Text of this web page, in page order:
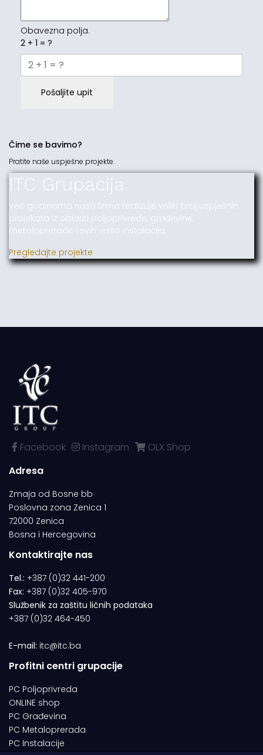
Obavezna polja.
2 + 1 = ?
Pošaljite upit
Čime se bavimo?
Pratite naše uspješne projekte.
ITC Grupacija
Već godinama naša firma realizuje veliki broj uspješnih
projekata iz oblasti poljoprivrede, građevine,
metaloprerade i svih vrsta instalacija.
Pregledajte projekte
Facebook Instagram
OLX Shop
Adresa
Zmaja od Bosne bb
Poslovna zona Zenica 1
72000 Zenica
Bosna i Hercegovina
Kontaktirajte nas
Tel.: +387 (0)32 441-200
Fax: +387 (0)32 405-970
Službenik za zaštitu ličnih podataka
+387 (0)32 464-450
E-mail: itc@itc.ba
Profitni centri grupacije
PC Poljoprivreda
ONLINE shop
PC Građevina
PC Metaloprerada
PC Instalacije